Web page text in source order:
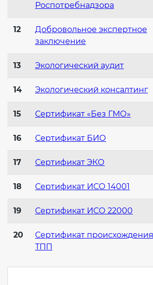
Роспотребнадзора
12
Добровольное экспертное
заключение
13 Экологический аудит
14 Экологический консалтинг
15 Сертификат «Без ГМО»
16 Сертификат БИО
17 Сертификат ЭКО
18 Сертификат ИСО 14001
19 Сертификат ИСО 22000
20
Сертификат происхождения
ТПП